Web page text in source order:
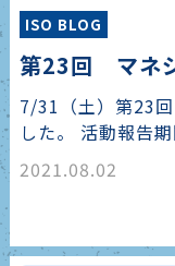
ISO BLOG
第23回 マネ
7/31（土）第23
した。 活動報告
2021.08.02